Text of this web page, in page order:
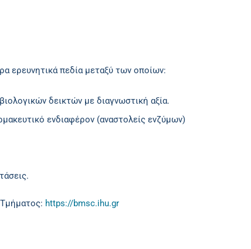
ερευνητικά πεδία μεταξύ των οποίων:
δεικτών με διαγνωστική αξία.
ενδιαφέρον (αναστολείς ενζύμων)
https://bmsc.ihu.gr